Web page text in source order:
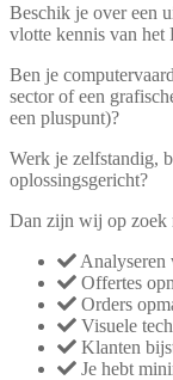
Beschik je over een
vlotte kennis van het
Ben je
sector of een
een pluspunt)?
Werk je zelfstandig,
oplossingsgericht?
Dan zijn wij op zoek
Analyseren
Offertes
Orders
Visuele
Klanten
Je hebt